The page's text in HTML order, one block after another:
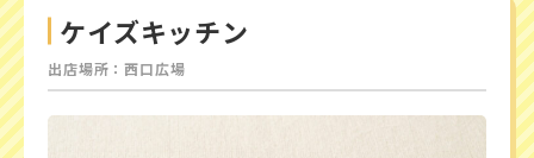
ケイズキッチン
出店場所：西口広場